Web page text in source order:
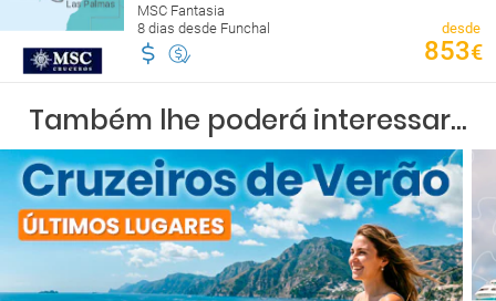
MSC Fantasia
8 dias desde Funchal
desde
853€
Também lhe poderá interessar...